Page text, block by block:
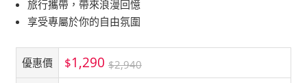
旅行攜帶，帶來浪漫回憶
享受專屬於你的自由氛圍
優惠價 $1,290 $2,940